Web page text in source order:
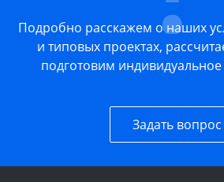
Подробно расскажем о наших
и типовых проектах,
подготовим
Задать вопрос